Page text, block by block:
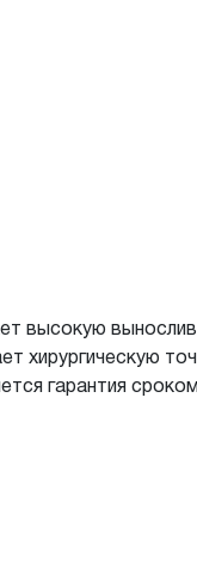
высокую
хирургическую
гарантия